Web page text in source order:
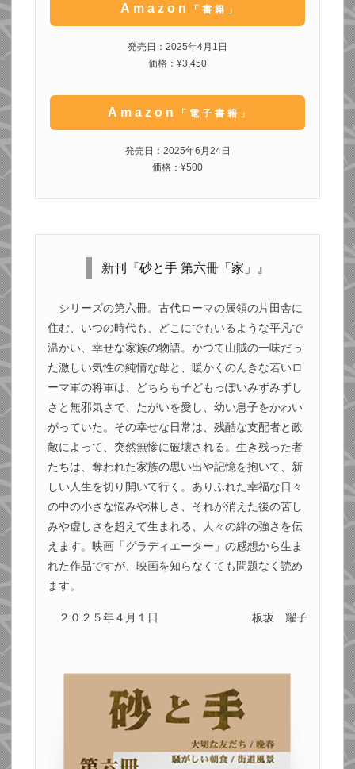
Amazon 「書籍」
発売日：2025年4月1日
価格：¥3,450
Amazon 「電子書籍」
発売日：2025年6月24日
価格：¥500
新刊『砂と手 第六冊「家」』
シリーズの第六冊。古代ローマの属領の片田舎に
住む、いつの時代も、どこにでもいるような平凡で
温かい、幸せな家族の物語。かつて山賊の一味だっ
た激しい気性の純情な母と、暖かくのんきな若いロ
ーマ軍の将軍は、どちらも子どもっぽいみずみずし
さと無邪気さで、たがいを愛し、幼い息子をかわい
がっていた。その幸せな日常は、残酷な支配者と政
敵によって、突然無惨に破壊される。生き残った者
たちは、奪われた家族の思い出や記憶を抱いて、新
しい人生を切り開いて行く。ありふれた幸福な日々
の中の小さな悩みや淋しさ、それが消えた後の苦し
みや虚しさを超えて生まれる、人々の絆の強さを伝
えます。映画「グラディエーター」の感想から生ま
れた作品ですが、映画を知らなくても問題なく読め
ます。
２０２５年４月１日 板坂 耀子